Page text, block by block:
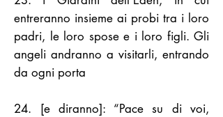
entreranno insieme ai probi tra i loro
padri, le loro spose e i loro figli. Gli
angeli andranno a visitarli, entrando
da ogni porta
24. [e diranno]: “Pace su di voi,